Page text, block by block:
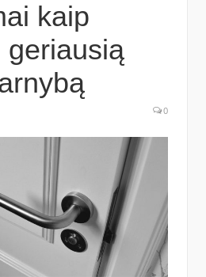
kaip
geriausią
0